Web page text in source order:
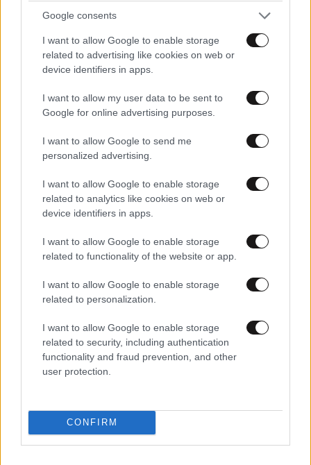
Google consents
I want to allow Google to enable storage
related to advertising like cookies on web or
device identifiers in apps.
I want to allow my user data to be sent to
Google for online advertising purposes.
I want to allow Google to send me
personalized advertising.
I want to allow Google to enable storage
related to analytics like cookies on web or
device identifiers in apps.
I want to allow Google to enable storage
related to functionality of the website or app.
I want to allow Google to enable storage
related to personalization.
I want to allow Google to enable storage
related to security, including authentication
functionality and fraud prevention, and other
user protection.
CONFIRM
Απαντήστε
TRENDING
Τραγωδία στα Μάλια: «Ο πανικός τη σκότωσε»
– Τι λένε μάρτυρες για τη 42χρονη Ολλανδή
που πνίγηκε προσπαθώντας να σώσει τη φίλη